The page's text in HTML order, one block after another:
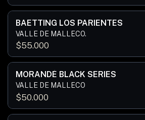
BAETTING LOS PARIENTES
VALLE DE MALLECO.
$55.000
MORANDÉ BLACK SERIES
VALLE DE MALLECO
$50.000